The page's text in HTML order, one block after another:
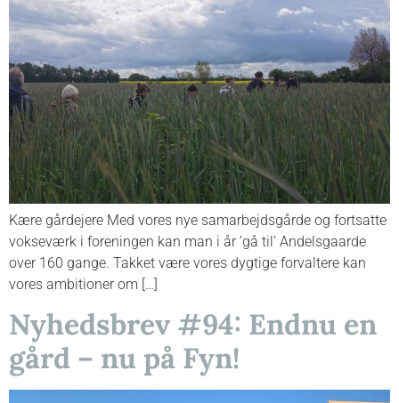
Kære gårdejere Med vores nye samarbejdsgårde og fortsatte
vokseværk i foreningen kan man i år ’gå til’ Andelsgaarde
over 160 gange. Takket være vores dygtige forvaltere kan
vores ambitioner om […]
Nyhedsbrev #94: Endnu en
gård – nu på Fyn!